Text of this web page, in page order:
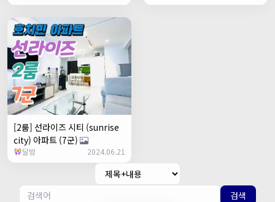
[2룸] 선라이즈 시티 (sunrise
city) 아파트 (7군)
달밤 2024.06.21
검색